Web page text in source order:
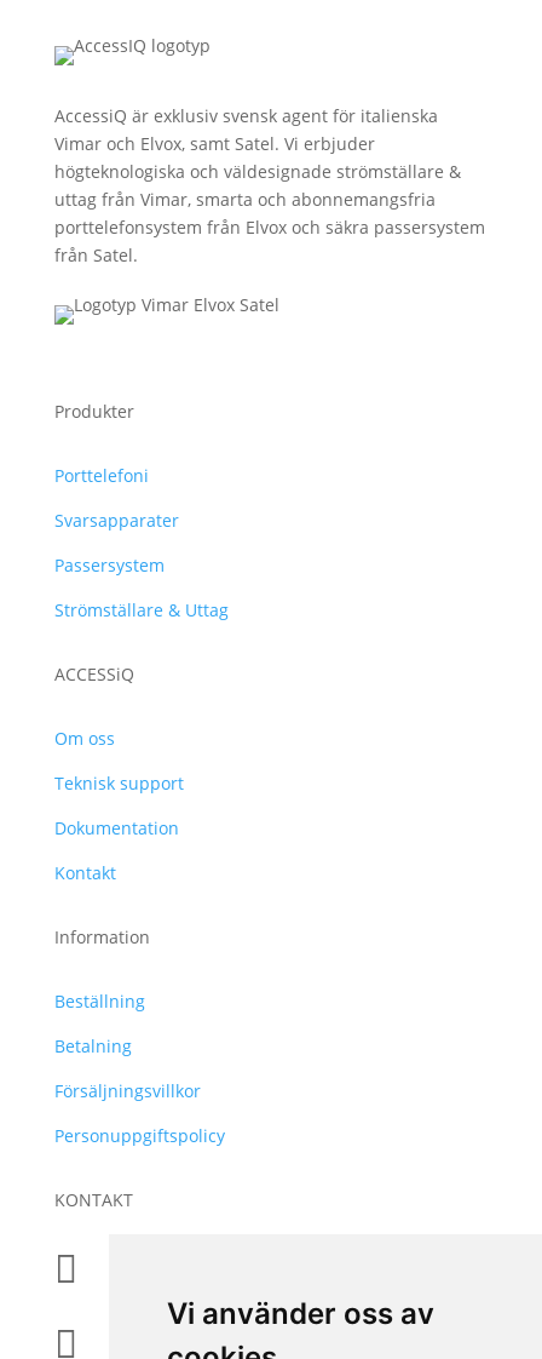
Vi använder oss av
AccessiQ är exklusiv svensk agent för italienska
Vimar och Elvox, samt Satel. Vi erbjuder
högteknologiska och väldesignade strömställare &
uttag från Vimar, smarta och abonnemangsfria
porttelefonsystem från Elvox och säkra passersystem
från Satel.
Produkter
Porttelefoni
Svarsapparater
Passersystem
Strömställare & Uttag
ACCESSiQ
Om oss
Teknisk support
Dokumentation
Kontakt
Information
Beställning
Betalning
Försäljningsvillkor
Personuppgiftspolicy
KONTAKT

